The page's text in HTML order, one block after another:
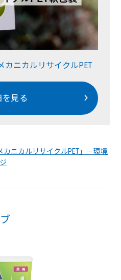
カニカルリサイクルPET
を見る
カニカルリサイクルPET」－環境